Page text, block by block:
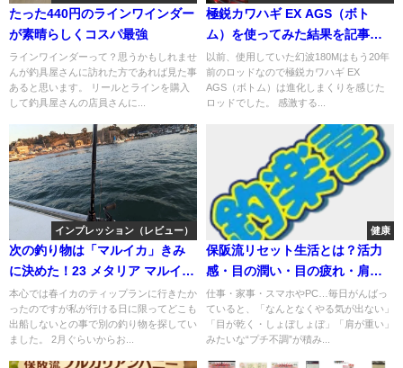
たった440円のラインワインダー
が素晴らしくコスパ最強
ラインワインダーって？思うかもしれませ
んが釣具屋さんに訪れた方であれば見た事
あると思います。 リールとラインを購入
して釣具屋さんの店員さんに...
極鋭カワハギ EX AGS（ボト
ム）を使ってみた結果を記事に
してみる
以前、使用していた幻波180Mはもう20年
前のロッドなので極鋭カワハギ EX
AGS（ボトム）は進化しまくりを感じた
ロッドでした。 感激する...
インプレッション（レビュー）
次の釣り物は「マルイカ」きみ
に決めた！23 メタリア マルイカ
ゼロテン155のインプレを添え
て！
本心では春イカのティップランに行きたか
ったのですが私が行ける日に限ってどこも
出船しないとの事で別の釣り物を探してい
ました。 2月ぐらいからお...
健康
保阪流リセット生活とは？活力
感・目の潤い・目の疲れ・肩の
負担までまとめてケアする機能
性表示食品
仕事・家事・スマホやPC…毎日がんばっ
ていると、「なんとなくやる気が出ない」
「目が乾く・しょぼしょぼ」「肩が重い」
みたいな“プチ不調”が積み...